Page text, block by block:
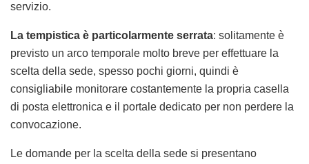
servizio.
La tempistica è particolarmente serrata: solitamente è
previsto un arco temporale molto breve per effettuare la
scelta della sede, spesso pochi giorni, quindi è
consigliabile monitorare costantemente la propria casella
di posta elettronica e il portale dedicato per non perdere la
convocazione.
Le domande per la scelta della sede si presentano